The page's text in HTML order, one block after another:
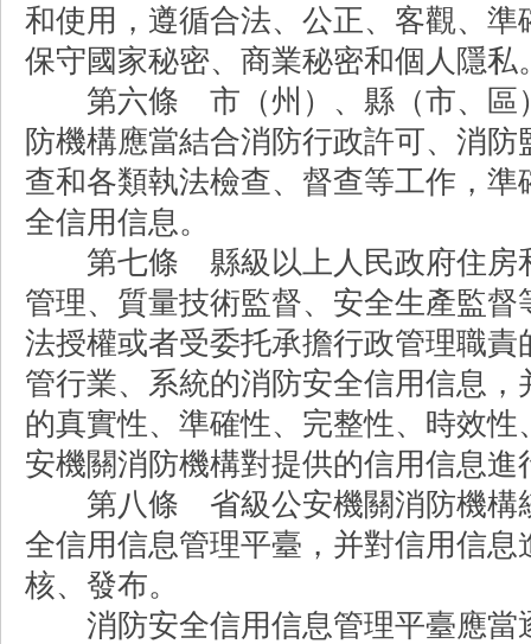
和使用，遵循合法、公正、客觀、
保守國家秘密、商業秘密和個人隱私
第六條 市（州）、縣（市、區
防機構應當結合消防行政許可、消
查和各類執法檢查、督查等工作，
全信用信息。
第七條 縣級以上人民政府住房
管理、質量技術監督、安全生產監
法授權或者受委托承擔行政管理職
管行業、系統的消防安全信用信息
的真實性、準確性、完整性、時效
安機關消防機構對提供的信用信息進
第八條 省級公安機關消防機構
全信用信息管理平臺，并對信用信息
核、發布。
消防安全信用信息管理平臺應當